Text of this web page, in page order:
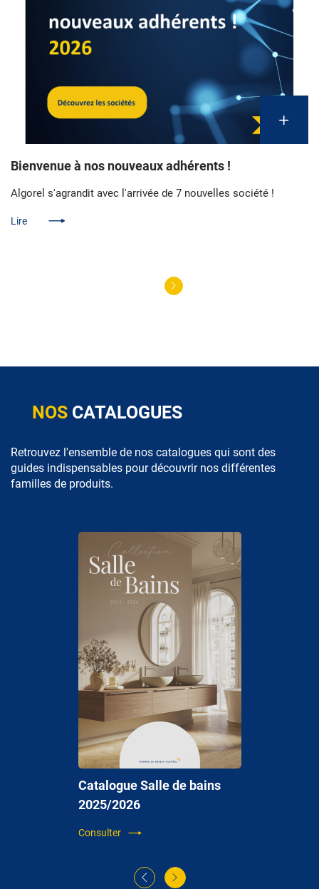
Bienvenue à nos nouveaux adhérents !
Algorel s'agrandit avec l'arrivée de 7 nouvelles société !
Lire
NOS CATALOGUES
Retrouvez l'ensemble de nos catalogues qui sont des
guides indispensables pour découvrir nos différentes
familles de produits.
Catalogue Salle de bains
2025/2026
Consulter